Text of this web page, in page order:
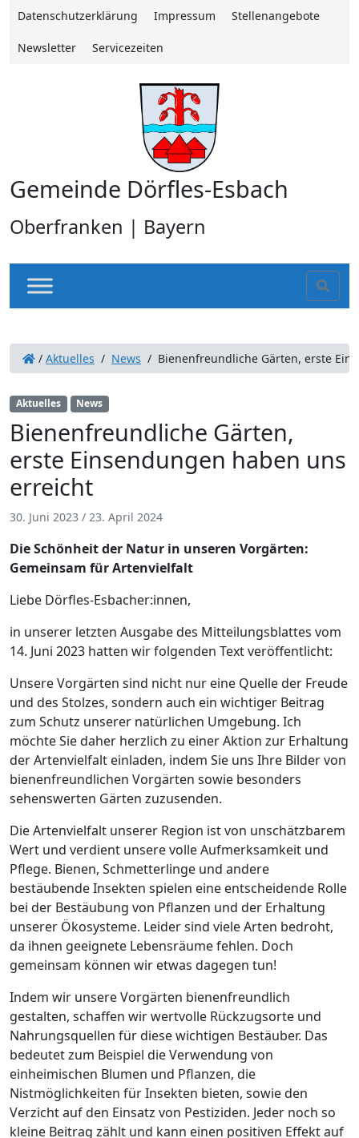
Datenschutzerklärung Impressum Stellenangebote
Newsletter Servicezeiten
Gemeinde Dörfles-Esbach
Oberfranken | Bayern
/ Aktuelles / News / Bienenfreundliche Gärten, erste
Aktuelles News
Bienenfreundliche Gärten,
erste Einsendungen haben uns
erreicht
30. Juni 2023 / 23. April 2024
Die Schönheit der Natur in unseren Vorgärten:
Gemeinsam für Artenvielfalt
Liebe Dörfles-Esbacher:innen,
in unserer letzten Ausgabe des Mitteilungsblattes vom
14. Juni 2023 hatten wir folgenden Text veröffentlicht:
Unsere Vorgärten sind nicht nur eine Quelle der Freude
und des Stolzes, sondern auch ein wichtiger Beitrag
zum Schutz unserer natürlichen Umgebung. Ich
möchte Sie daher herzlich zu einer Aktion zur Erhaltung
der Artenvielfalt einladen, indem Sie uns Ihre Bilder von
bienenfreundlichen Vorgärten sowie besonders
sehenswerten Gärten zuzusenden.
Die Artenvielfalt unserer Region ist von unschätzbarem
Wert und verdient unsere volle Aufmerksamkeit und
Pflege. Bienen, Schmetterlinge und andere
bestäubende Insekten spielen eine entscheidende Rolle
bei der Bestäubung von Pflanzen und der Erhaltung
unserer Ökosysteme. Leider sind viele Arten bedroht,
da ihnen geeignete Lebensräume fehlen. Doch
gemeinsam können wir etwas dagegen tun!
Indem wir unsere Vorgärten bienenfreundlich
gestalten, schaffen wir wertvolle Rückzugsorte und
Nahrungsquellen für diese wichtigen Bestäuber. Das
bedeutet zum Beispiel die Verwendung von
einheimischen Blumen und Pflanzen, die
Nistmöglichkeiten für Insekten bieten, sowie den
Verzicht auf den Einsatz von Pestiziden. Jeder noch so
kleine Beitrag zählt und kann einen positiven Effekt auf